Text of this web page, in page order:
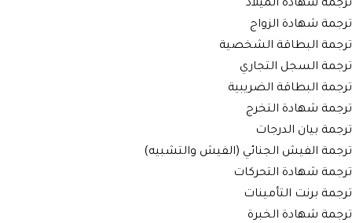
ترجمة شهادة الميلاد
ترجمة شهادة الزواج
ترجمة البطاقة الشخصية
ترجمة السجل التجاري
ترجمة البطاقة الضريبية
ترجمة شهادة التخرج
ترجمة بيان الدرجات
ترجمة الفيش الجنائي (الفيش والتشبيه)
ترجمة شهادة التحركات
ترجمة برنت التأمينات
ترجمة شهادة الخبرة